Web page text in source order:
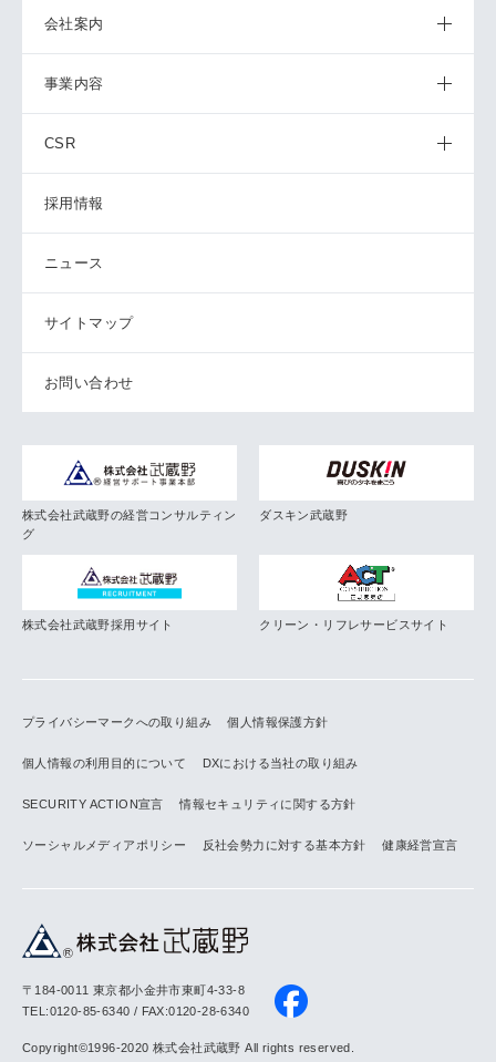
会社案内
事業内容
CSR
採用情報
ニュース
サイトマップ
お問い合わせ
株式会社武蔵野の経営コンサルティン
グ
ダスキン武蔵野
株式会社武蔵野採用サイト クリーン・リフレサービスサイト
プライバシーマークへの取り組み 個人情報保護方針
個人情報の利用目的について DXにおける当社の取り組み
SECURITY ACTION宣言 情報セキュリティに関する方針
ソーシャルメディアポリシー 反社会勢力に対する基本方針 健康経営宣言
〒184-0011 東京都小金井市東町4-33-8
TEL:0120-85-6340 / FAX:0120-28-6340
Copyright©1996-2020 株式会社武蔵野 All rights reserved.